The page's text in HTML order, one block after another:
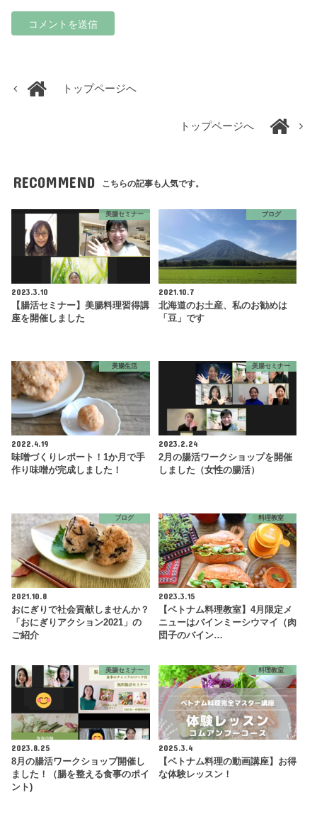
トップページへ
トップページへ
RECOMMEND こちらの記事も人気です。
美腸セミナー
2023.3.10
【腸活セミナー】美腸料理習得講
座を開催しました
ブログ
2021.10.7
北海道のお土産、私のお勧めは
「豆」です
美腸生活
2022.4.19
味噌づくりレポート！1か月で手
作り味噌が完成しました！
美腸セミナー
2023.2.24
2月の腸活ワークショップを開催
しました（女性の腸活）
ブログ
2021.10.8
おにぎりで社会貢献しませんか？
「おにぎりアクション2021」の
ご紹介
料理教室
2023.3.15
【ベトナム料理教室】4月限定メ
ニューはバインミーシウマイ（肉
団子のバイン…
美腸セミナー
2023.8.25
8月の腸活ワークショップ開催し
ました！（腸を整える食事のポイ
ント)
料理教室
2025.3.4
【ベトナム料理の動画講座】お得
な体験レッスン！